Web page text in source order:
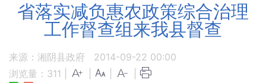
省落实减负惠农政策综合治理
工作督查组来我县督查
来源：湘阴县政府
2014-09-22 00:00
浏览量： 311